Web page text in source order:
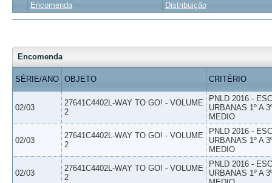
Encomenda Distribuição
Encomenda
SÉRIE/ANO OBJETO CRITÉRIO
02/03
27641C4402L-WAY TO GO! - VOLUME
2
PNLD 2016 -
URBANAS 1º A
MEDIO
02/03
27641C4402L-WAY TO GO! - VOLUME
2
PNLD 2016 -
URBANAS 1º A
MEDIO
02/03
27641C4402L-WAY TO GO! - VOLUME
2
PNLD 2016 -
URBANAS 1º A